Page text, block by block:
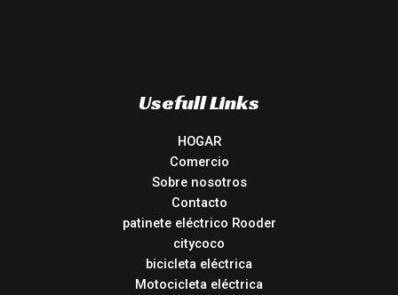
Usefull Links
HOGAR
Comercio
Sobre nosotros
Contacto
patinete eléctrico Rooder
citycoco
bicicleta eléctrica
Motocicleta eléctrica